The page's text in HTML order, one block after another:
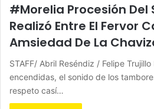
#Morelia Procesión Del
Realizó Entre El Fervor
Amsiedad De La
STAFF/ Abril Reséndiz / Felipe
encendidas, el sonido de los
respeto casí…